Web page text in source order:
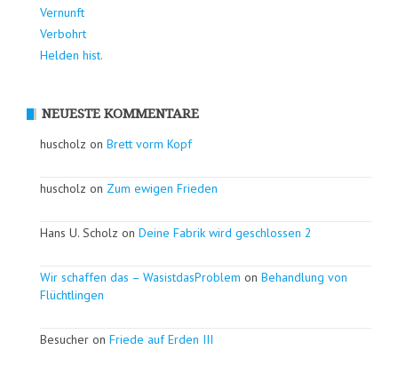
Vernunft
Verbohrt
Helden hist.
NEUESTE KOMMENTARE
huscholz on Brett vorm Kopf
huscholz on Zum ewigen Frieden
Hans U. Scholz on Deine Fabrik wird geschlossen 2
Wir schaffen das – WasistdasProblem on Behandlung von
Flüchtlingen
Besucher on Friede auf Erden III